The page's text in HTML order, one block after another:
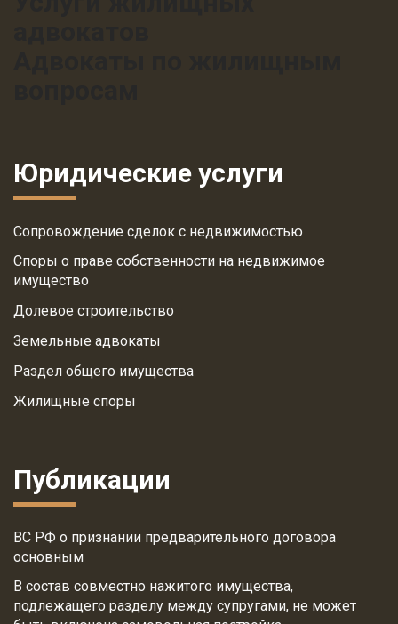
Юридические услуги
Сопровождение сделок с недвижимостью
Споры о праве собственности на недвижимое
имущество
Долевое строительство
Земельные адвокаты
Раздел общего имущества
Жилищные споры
Публикации
ВС РФ о признании предварительного договора
основным
В состав совместно нажитого имущества,
подлежащего разделу между супругами, не может